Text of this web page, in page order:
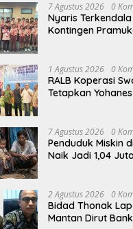
7 Agustus 2026 0
Nyaris
Kontingen
Jakarta
1 Agustus 2026 0
RALB Koperasi
Tetapkan
7 Agustus 2026 0
Penduduk Miskin
Naik Jadi 1,04
2 Agustus 2026 0
Bidad Thonak
Mantan Dirut